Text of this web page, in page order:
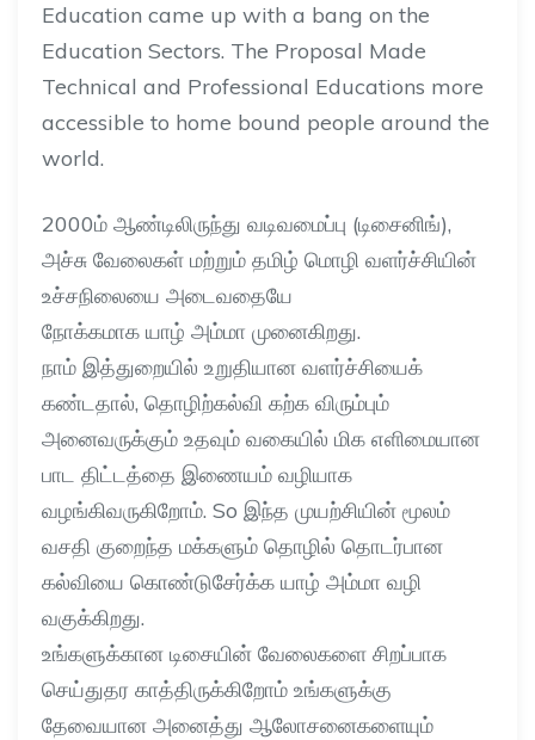
Education came up with a bang on the
Education Sectors. The Proposal Made
Technical and Professional Educations more
accessible to home bound people around the
world.
2000ம் ஆண்டிலிருந்து வடிவமைப்பு (டிசைனிங்),
அச்சு வேலைகள் மற்றும் தமிழ் மொழி வளர்ச்சியின்
உச்சநிலையை அடைவதையே
நோக்கமாக யாழ் அம்மா முனைகிறது.
நாம் இத்துறையில் உறுதியான வளர்ச்சியைக்
கண்டதால், தொழிற்கல்வி கற்க விரும்பும்
அனைவருக்கும் உதவும் வகையில் மிக எளிமையான
பாட திட்டத்தை இணையம் வழியாக
வழங்கிவருகிறோம். So இந்த முயற்சியின் மூலம்
வசதி குறைந்த மக்களும் தொழில் தொடர்பான
கல்வியை கொண்டுசேர்க்க யாழ் அம்மா வழி
வகுக்கிறது.
உங்களுக்கான டிசையின் வேலைகளை சிறப்பாக
செய்துதர காத்திருக்கிறோம் உங்களுக்கு
தேவையான அனைத்து ஆலோசனைகளையும்